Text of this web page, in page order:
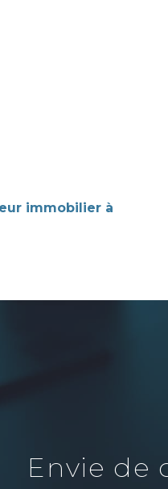
immobilier à
Envie de